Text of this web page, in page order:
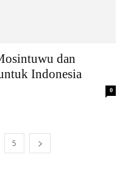
dan
Indonesia
0
5